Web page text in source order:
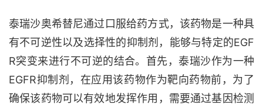
泰瑞沙奥希替尼通过口服给药方式，该药物是一种具
有不可逆性以及选择性的抑制剂，能够与特定的EGF
R突变来进行不可逆的结合。首先，泰瑞沙作为一种
EGFR抑制剂，在应用该药物作为靶向药物前，为了
确保该药物可以有效地发挥作用，需要通过基因检测